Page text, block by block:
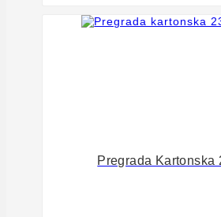
Pregrada Kartonska